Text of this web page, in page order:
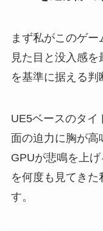
まず私がこのゲー
見た目と没入感
を基準に据える判
UE5ベースのタイ
面の迫力に胸が高
GPUが悲鳴を上
を何度も見てき
す。